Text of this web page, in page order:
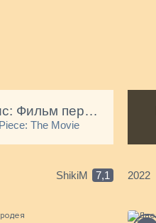
Ван-Пис: Фильм первый
The Movie
ShikiM 7,1 2022